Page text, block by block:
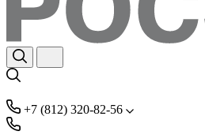
+7 (812) 320-82-56